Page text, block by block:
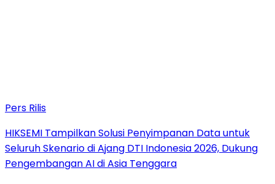
Pers Rilis
HIKSEMI Tampilkan Solusi Penyimpanan Data untuk
Seluruh Skenario di Ajang DTI Indonesia 2026, Dukung
Pengembangan AI di Asia Tenggara